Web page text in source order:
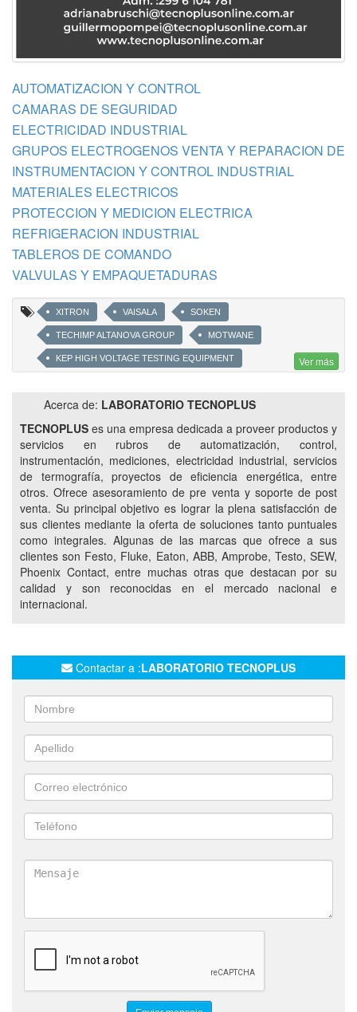
AUTOMATIZACION Y CONTROL
CAMARAS DE SEGURIDAD
ELECTRICIDAD INDUSTRIAL
GRUPOS ELECTROGENOS VENTA Y REPARACION DE
INSTRUMENTACION Y CONTROL INDUSTRIAL
MATERIALES ELECTRICOS
PROTECCION Y MEDICION ELECTRICA
REFRIGERACION INDUSTRIAL
TABLEROS DE COMANDO
VALVULAS Y EMPAQUETADURAS
XITRON VAISALA SOKEN
TECHIMP ALTANOVA GROUP MOTWANE
KEP HIGH VOLTAGE TESTING EQUIPMENT
DINAMICS RATINGS DV POWER DILO
FLUKE EATON TESTO AECO
NOVUS INSTRUMENTACION MEDICIONES
TES MOELLER DWYER ISKRA
NOLLMANN VICOR PHOENIX CONTACT
NORRISEAL HONEYWELL KYORITSU
AMPROBE WEIDMULLER LENTAX
GENERACIÓN DE VACÍO
ACTUADORES NEUMÁTICOS LINEALES
CONECTORES PARA AIRE COMPRIMIDO FILTROS
LUBRICADORES ELECTROVÁLVULAS
MULTÍMETROS
LOCALIZADORES DE CABLES
TERMÓMETROS INFRARROJOS MEGÓMETROS
RELÉS ELECTROMECÁNICOS
AUTOTRANSFORMADORES VARIABLES
REGULADORES DE PRESIÓN
ALTRON OSCILOPERTURBÓGRAFOS
Ver más
Acerca de: LABORATORIO TECNOPLUS
TECNOPLUS es una empresa dedicada a proveer productos y
servicios en rubros de automatización, control,
instrumentación, mediciones, electricidad industrial, servicios
de termografía, proyectos de eficiencia energética, entre
otros. Ofrece asesoramiento de pre venta y soporte de post
venta. Su principal objetivo es lograr la plena satisfacción de
sus clientes mediante la oferta de soluciones tanto puntuales
como integrales. Algunas de las marcas que ofrece a sus
clientes son Festo, Fluke, Eaton, ABB, Amprobe, Testo, SEW,
Phoenix Contact, entre muchas otras que destacan por su
calidad y son reconocidas en el mercado nacional e
internacional.
Contactar a :LABORATORIO TECNOPLUS